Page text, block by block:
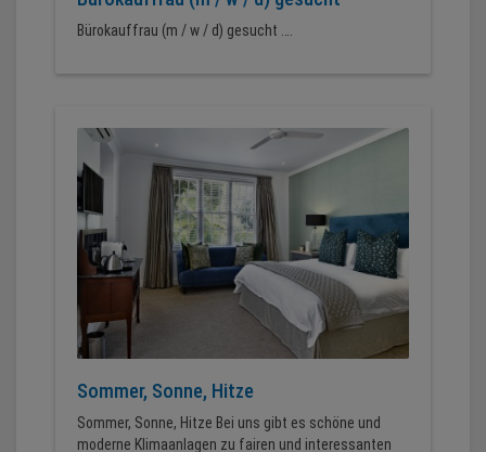
Bürokauffrau (m / w / d) gesucht ….
Sommer, Sonne, Hitze
Sommer, Sonne, Hitze Bei uns gibt es schöne und
moderne Klimaanlagen zu fairen und interessanten